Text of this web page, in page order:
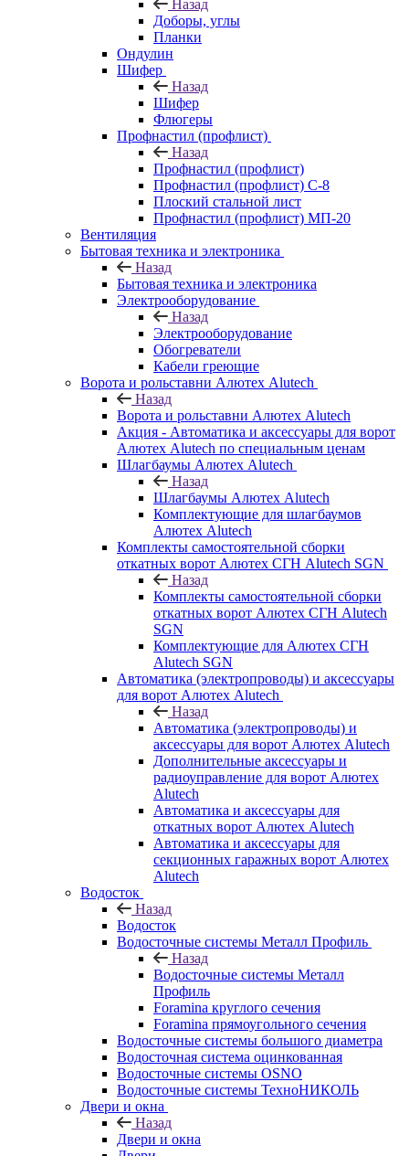
Назад
Доборы, углы
Планки
Ондулин
Шифер
Назад
Шифер
Флюгеры
Профнастил (профлист)
Назад
Профнастил (профлист)
Профнастил (профлист) С-8
Плоский стальной лист
Профнастил (профлист) МП-20
Вентиляция
Бытовая техника и электроника
Назад
Бытовая техника и электроника
Электрооборудование
Назад
Электрооборудование
Обогреватели
Кабели греющие
Ворота и рольставни Алютех Alutech
Назад
Ворота и рольставни Алютех Alutech
Акция - Автоматика и аксессуары для ворот
Алютех Alutech по специальным ценам
Шлагбаумы Алютех Alutech
Назад
Шлагбаумы Алютех Alutech
Комплектующие для шлагбаумов
Алютех Alutech
Комплекты самостоятельной сборки
откатных ворот Алютех СГН Alutech SGN
Назад
Комплекты самостоятельной сборки
откатных ворот Алютех СГН Alutech
SGN
Комплектующие для Алютех СГН
Alutech SGN
Автоматика (электропроводы) и аксессуары
для ворот Алютех Alutech
Назад
Автоматика (электропроводы) и
аксессуары для ворот Алютех Alutech
Дополнительные аксессуары и
радиоуправление для ворот Алютех
Alutech
Автоматика и аксессуары для
откатных ворот Алютех Alutech
Автоматика и аксессуары для
секционных гаражных ворот Алютех
Alutech
Водосток
Назад
Водосток
Водосточные системы Металл Профиль
Назад
Водосточные системы Металл
Профиль
Foramina круглого сечения
Foramina прямоугольного сечения
Водосточные системы большого диаметра
Водосточная система оцинкованная
Водосточные системы OSNO
Водосточные системы ТехноНИКОЛЬ
Двери и окна
Назад
Двери и окна